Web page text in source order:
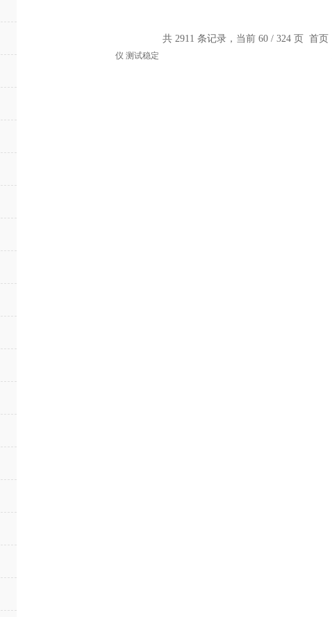
共 2911 条记录，当前 60 / 324 页 首页